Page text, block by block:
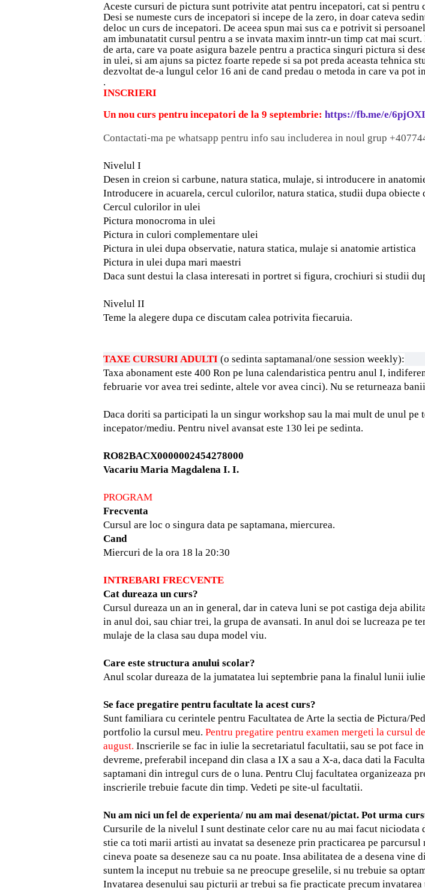
Aceste cursuri de pictura sunt potrivite atat pentru incepatori, cat si pentru
Desi se numeste curs de incepatori si incepe de la zero, in doar cateva
deloc un curs de incepatori. De aceea spun mai sus ca e potrivit si
am imbunatatit cursul pentru a se invata maxim inntr-un timp cat mai
de arta, care va poate asigura bazele pentru a practica singuri pictura si
in ulei, si am ajuns sa pictez foarte repede si sa pot preda aceasta tehnica
dezvoltat de-a lungul celor 16 ani de cand predau o metoda in care va pot
.
INSCRIERI
Un nou curs pentru incepatori de la 9 septembrie: https://fb.me/e/
Contactati-ma pe whatsapp pentru info sau includerea in noul grup
Nivelul I
Desen in creion si carbune, natura statica, mulaje, si introducere in
Introducere in acuarela, cercul culorilor, natura statica, studii dupa
Cercul culorilor in ulei
Pictura monocroma in ulei
Pictura in culori complementare ulei
Pictura in ulei dupa observatie, natura statica, mulaje si anatomie artistica
Pictura in ulei dupa mari maestri
Daca sunt destui la clasa interesati in portret si figura, crochiuri si studii
Nivelul II
Teme la alegere dupa ce discutam calea potrivita fiecaruia.
TAXE CURSURI ADULTI (o sedinta saptamanal/one session weekly):
Taxa abonament este 400 Ron pe luna calendaristica pentru anul I,
februarie vor avea trei sedinte, altele vor avea cinci). Nu se returneaza
Daca doriti sa participati la un singur workshop sau la mai mult de unul pe
incepator/mediu. Pentru nivel avansat este 130 lei pe sedinta.
RO82BACX0000002454278000
Vacariu Maria Magdalena I. I.
PROGRAM
Frecventa
Cursul are loc o singura data pe saptamana, miercurea.
Cand
Miercuri de la ora 18 la 20:30
INTREBARI FRECVENTE
Cat dureaza un curs?
Cursul dureaza un an in general, dar in cateva luni se pot castiga deja
in anul doi, sau chiar trei, la grupa de avansati. In anul doi se lucreaza pe
mulaje de la clasa sau dupa model viu.
Care este structura anului scolar?
Anul scolar dureaza de la jumatatea lui septembrie pana la finalul lunii
Se face pregatire pentru facultate la acest curs?
Sunt familiara cu cerintele pentru Facultatea de Arte la sectia de Pictura/
portfolio la cursul meu. Pentru pregatire pentru examen mergeti la cursul
august. Inscrierile se fac in iulie la secretariatul facultatii, sau se pot face
devreme, preferabil incepand din clasa a IX a sau a X-a, daca dati la
saptamani din intregul curs de o luna. Pentru Cluj facultatea organizeaza
inscrierile trebuie facute din timp. Vedeti pe site-ul facultatii.
Nu am nici un fel de experienta/ nu am mai desenat/pictat. Pot urma
Cursurile de la nivelul I sunt destinate celor care nu au mai facut niciodata
stie ca toti marii artisti au invatat sa deseneze prin practicarea pe
cineva poate sa deseneze sau ca nu poate. Insa abilitatea de a desena
suntem la inceput nu trebuie sa ne preocupe greselile, si nu trebuie sa
Invatarea desenului sau picturii ar trebui sa fie practicate precum